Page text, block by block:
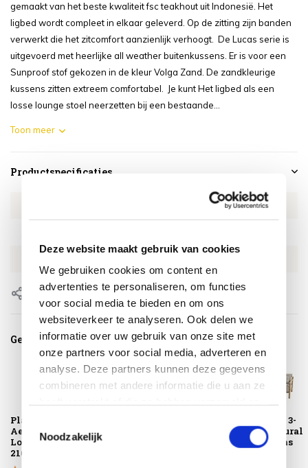
Deze website maakt gebruik van cookies
We gebruiken cookies om content en
advertenties te personaliseren, om functies
voor social media te bieden en om ons
websiteverkeer te analyseren. Ook delen we
informatie over uw gebruik van onze site met
onze partners voor social media, adverteren en
analyse. Deze partners kunnen deze gegevens
combineren met andere informatie die u aan ze
Noodzakelijk
gemaakt van het beste kwaliteit fsc teakhout uit Indonesië. Het
ligbed wordt compleet in elkaar geleverd. Op de zitting zijn banden
verwerkt die het zitcomfort aanzienlijk verhoogt. De Lucas serie is
uitgevoerd met heerlijke all weather buitenkussens. Er is voor een
Sunproof stof gekozen in de kleur Volga Zand. De zandkleurige
kussens zitten extreem comfortabel. Je kunt Het ligbed als een
losse lounge stoel neerzetten bij een bestaande...
Toon meer
Productspecificaties
Delen
Gerelateerde producten
Platinum
AeroCover
Loungebedhoes
210x75xH40
Lucas lounge 3-
zitsbank natural
teak 4 Seasons